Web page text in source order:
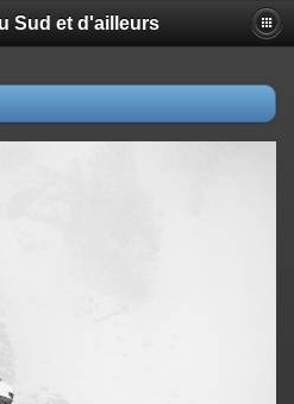
Sud et d'ailleurs